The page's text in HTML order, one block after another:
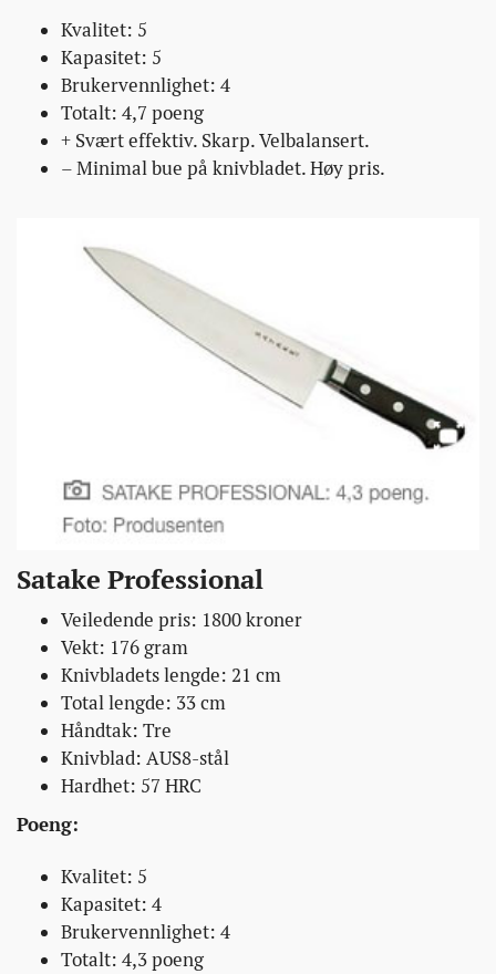
Kvalitet: 5
Kapasitet: 5
Brukervennlighet: 4
Totalt: 4,7 poeng
+ Svært effektiv. Skarp. Velbalansert.
– Minimal bue på knivbladet. Høy pris.
Satake Professional
Veiledende pris: 1800 kroner
Vekt: 176 gram
Knivbladets lengde: 21 cm
Total lengde: 33 cm
Håndtak: Tre
Knivblad: AUS8-stål
Hardhet: 57 HRC
Poeng:
Kvalitet: 5
Kapasitet: 4
Brukervennlighet: 4
Totalt: 4,3 poeng